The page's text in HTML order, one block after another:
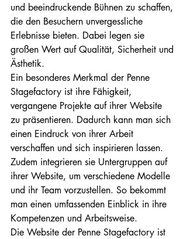
und beeindruckende Bühnen zu schaffen,
die den Besuchern unvergessliche
Erlebnisse bieten. Dabei legen sie
großen Wert auf Qualität, Sicherheit und
Ästhetik.
Ein besonderes Merkmal der Penne
Stagefactory ist ihre Fähigkeit,
vergangene Projekte auf ihrer Website
zu präsentieren. Dadurch kann man sich
einen Eindruck von ihrer Arbeit
verschaffen und sich inspirieren lassen.
Zudem integrieren sie Untergruppen auf
ihrer Website, um verschiedene Modelle
und ihr Team vorzustellen. So bekommt
man einen umfassenden Einblick in ihre
Kompetenzen und Arbeitsweise.
Die Website der Penne Stagefactory ist